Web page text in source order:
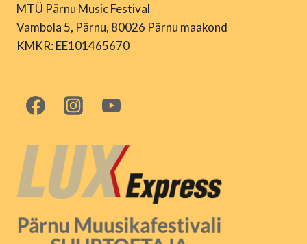
MTÜ Pärnu Music Festival
Vambola 5, Pärnu, 80026 Pärnu maakond
KMKR: EE101465670